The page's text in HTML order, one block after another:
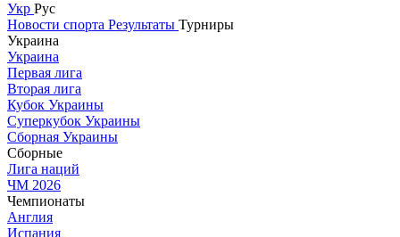
Укр Рус
Новости спорта Результаты Турниры
Украина
Украина
Первая лига
Вторая лига
Кубок Украины
Суперкубок Украины
Сборная Украины
Сборные
Лига наций
ЧМ 2026
Чемпионаты
Англия
Испания